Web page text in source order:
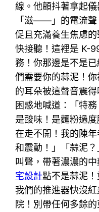
線。他顫抖著拿起
「滋——」的電流聲
促且充滿養生焦慮的
快接聽！這裡是 K-
務！你那邊是不是
們需要你的蒜泥！
的耳朵被這聲音震
困惑地喊道：「特
是酸味！是麵粉過
在走不開！我的陳
和震動！」「蒜泥
叫聲，帶著濃濃的
宅設計點不是蒜泥
我們的推進器快沒
院！別帶任何多餘